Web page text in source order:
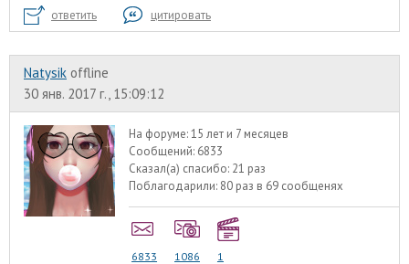
ответить цитировать
Natysik offline
30 янв. 2017 г., 15:09:12
На форуме:15 лет и 7 месяцев
Сообщений: 6833
Сказал(а) спасибо: 21 раз
Поблагодарили: 80 раз в 69 сообщенях
6833 1086 1